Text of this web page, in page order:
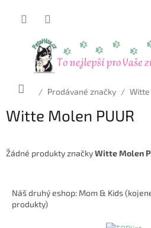
Domů
/ Prodávané značky / Witte
Witte Molen PUUR
Žádné produkty značkyWitte Molen
Náš druhý eshop: Mom & Kids
produkty)